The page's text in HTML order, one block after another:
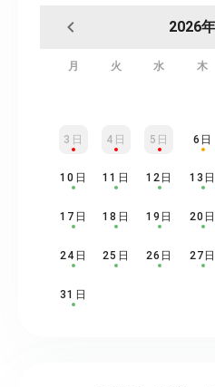
2026
月 火 水 木
3日 4日 5日 6日
10日 11日 12日 13日
17日 18日 19日 20日
24日 25日 26日 27日
31日